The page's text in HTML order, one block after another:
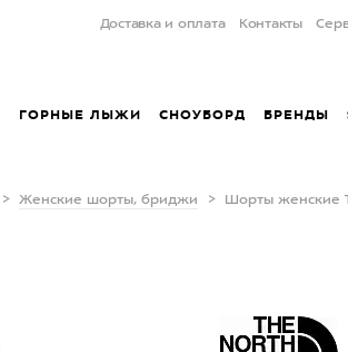
Доставка и оплата Контакты
ГОРНЫЕ ЛЫЖИ СНОУБОРД БРЕНДЫ
Женские шорты, бриджи Шорты женские